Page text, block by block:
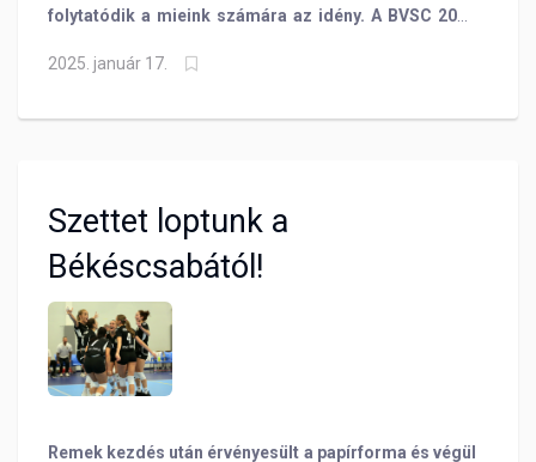
folytatódik a mieink számára az idény. A BVSC 2025
2025. január 17.
Szettet loptunk a
Békéscsabától!
Remek kezdés után érvényesült a papírforma és végül